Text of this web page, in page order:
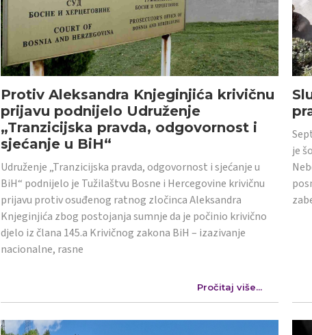
Protiv Aleksandra Knjeginjića krivičnu
prijavu podnijelo Udruženje
„Tranzicijska pravda, odgovornost i
sjećanje u BiH“
Udruženje „Tranzicijska pravda, odgovornost i sjećanje u
BiH“ podnijelo je Tužilaštvu Bosne i Hercegovine krivičnu
prijavu protiv osuđenog ratnog zločinca Aleksandra
Knjeginjića zbog postojanja sumnje da je počinio krivično
djelo iz člana 145.a Krivičnog zakona BiH – izazivanje
nacionalne, rasne
Pročitaj više...
je